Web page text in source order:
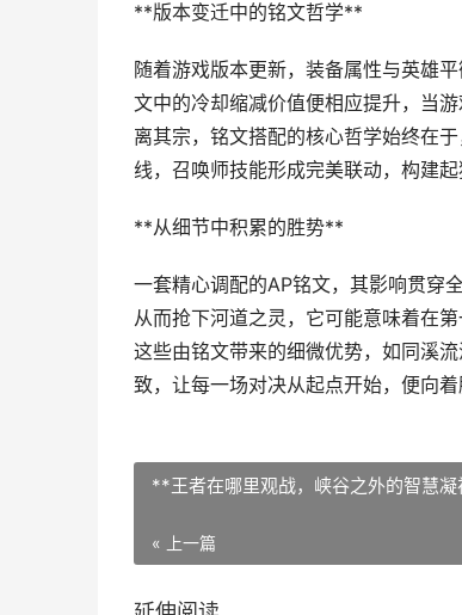
**版本变迁中的铭文哲学**
随着游戏版本更新，装备属性与英雄
文中的冷却缩减价值便相应提升，当
离其宗，铭文搭配的核心哲学始终在
线，召唤师技能形成完美联动，构建
**从细节中积累的胜势**
一套精心调配的AP铭文，其影响贯穿
从而抢下河道之灵，它可能意味着在
这些由铭文带来的细微优势，如同溪
致，让每一场对决从起点开始，便向
**王者在哪里观战，峡谷之外的智慧
« 上一篇